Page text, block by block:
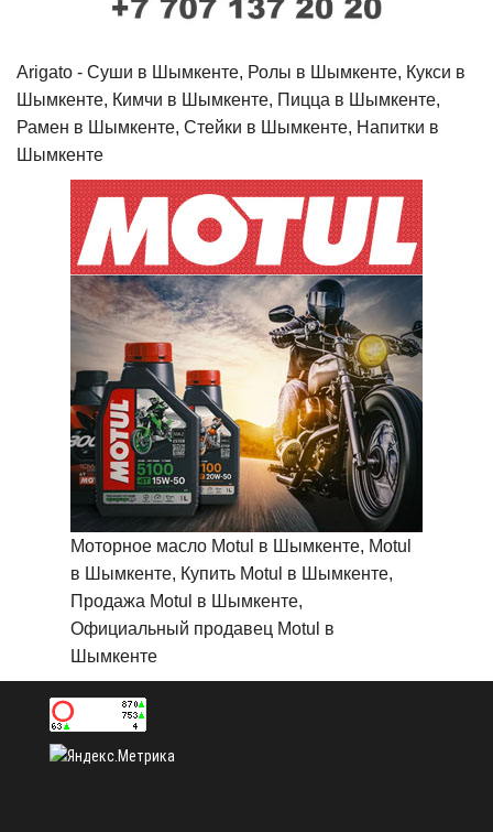
Arigato - Cуши в Шымкенте, Ролы в Шымкенте, Кукси в
Шымкенте, Кимчи в Шымкенте, Пицца в Шымкенте,
Рамен в Шымкенте, Стейки в Шымкенте, Напитки в
Шымкенте
Моторное масло Motul в Шымкенте, Motul
в Шымкенте, Купить Motul в Шымкенте,
Продажа Motul в Шымкенте,
Официальный продавец Motul в
Шымкенте